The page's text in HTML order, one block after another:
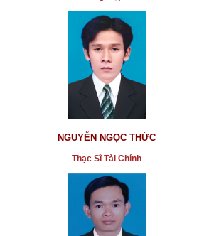
NGUYỄN NGỌC THỨC
Thạc Sĩ Tài Chính